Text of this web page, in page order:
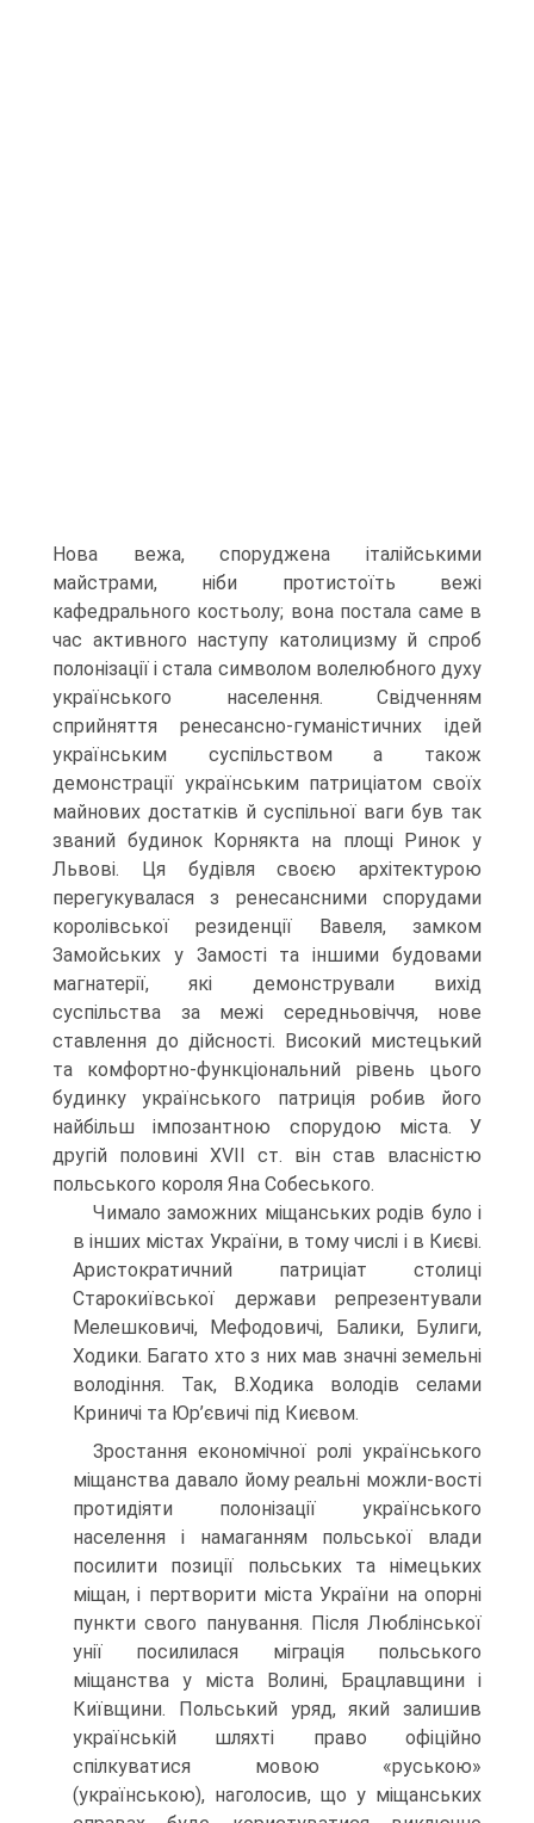
Нова вежа, споруджена італійськими
майстрами, ніби протистоїть вежі
кафедрального костьолу; вона постала саме в
час активного наступу католицизму й спроб
полонізації і стала символом волелюбного духу
українського населення. Свідченням
сприйняття ренесансно-гуманістичних ідей
українським суспільством а також
демонстрації українським патриціатом своїх
майнових достатків й суспільної ваги був так
званий будинок Корнякта на площі Ринок у
Львові. Ця будівля своєю архітектурою
перегукувалася з ренесансними спорудами
королівської резиденції Вавеля, замком
Замойських у Замості та іншими будовами
магнатерії, які демонстрували вихід
суспільства за межі середньовіччя, нове
ставлення до дійсності. Високий мистецький
та комфортно-функціональний рівень цього
будинку українського патриція робив його
найбільш імпозантною спорудою міста. У
другій половині XVII ст. він став власністю
польського короля Яна Собеського.
Чимало заможних міщанських родів було і
в інших містах України, в тому числі і в Києві.
Аристократичний патриціат столиці
Старокиївської держави репрезентували
Мелешковичі, Мефодовичі, Балики, Булиги,
Ходики. Багато хто з них мав значні земельні
володіння. Так, В.Ходика володів селами
Криничі та Юр’євичі під Києвом.
Зростання економічної ролі українського
міщанства давало йому реальні можли-вості
протидіяти полонізації українського
населення і намаганням польської влади
посилити позиції польських та німецьких
міщан, і пертворити міста України на опорні
пункти свого панування. Після Люблінської
унії посилилася міграція польського
міщанства у міста Волині, Брацлавщини і
Київщини. Польський уряд, який залишив
українській шляхті право офіційно
спілкуватися мовою «руською»
(українською), наголосив, що у міщанських